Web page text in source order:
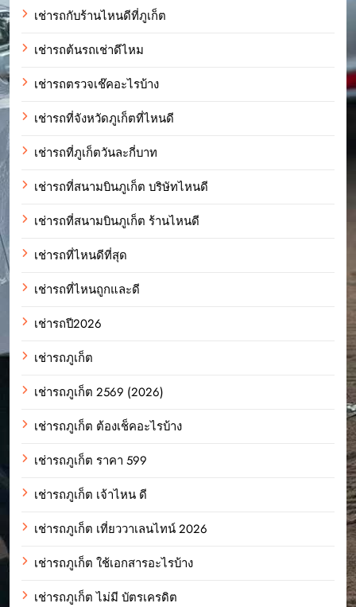
เช่ารถกับร้านไหนดีที่ภูเก็ต
เช่ารถต้นรถเช่าดีไหม
เช่ารถตรวจเช๊คอะไรบ้าง
เช่ารถที่จังหวัดภูเก็ตที่ไหนดี
เช่ารถที่ภูเก็ตวันละกี่บาท
เช่ารถที่สนามบินภูเก็ต บริษัทไหนดี
เช่ารถที่สนามบินภูเก็ต ร้านไหนดี
เช่ารถที่ไหนดีที่สุด
เช่ารถที่ไหนถูกและดี
เช่ารถปี2026
เช่ารถภูเก็ต
เช่ารถภูเก็ต 2569 (2026)
เช่ารถภูเก็ต ต้องเช็คอะไรบ้าง
เช่ารถภูเก็ต ราคา 599
เช่ารถภูเก็ต เจ้าไหน ดี
เช่ารถภูเก็ต เที่ยววาเลนไทน์ 2026
เช่ารถภูเก็ต ใช้เอกสารอะไรบ้าง
เช่ารถภูเก็ต ไม่มี บัตรเครดิต